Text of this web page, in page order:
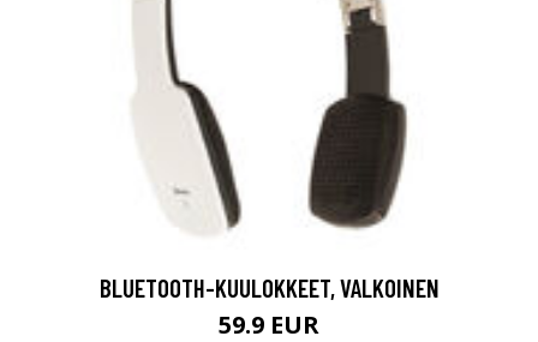
BLUETOOTH-KUULOKKEET, VALKOINEN
59.9 EUR